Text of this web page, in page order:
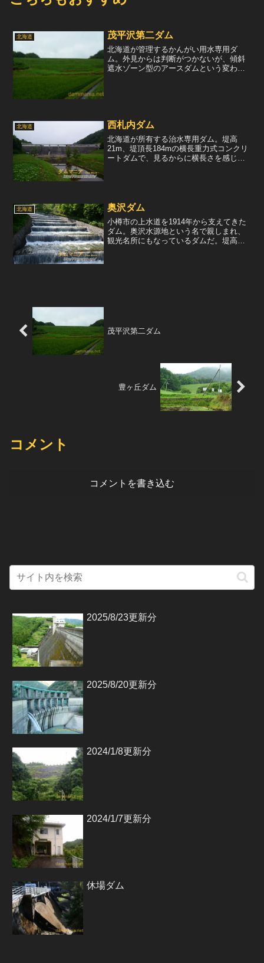
北海道 茂平沢第二ダム
北海道が管理するかんがい用水専用ダ
ム。外見からは判断がつかないが、傾斜
遮水ゾーン型のアースダムという変わっ
北海道 西札内ダム
北海道が所有する治水専用ダム。堤高
21m、堤頂長184mの横長重力式コンクリ
ートダムで、見るからに横長さを感じる
北海道 奥沢ダム
小樽市の上水道を1914年から支えてきた
ダム。奥沢水源地という名で親しまれ、
観光名所にもなっているダムだ。堤高
茂平沢第二ダム
豊ヶ丘ダム
コメント
コメントを書き込む
2025/8/23更新分
2025/8/20更新分
2024/1/8更新分
2024/1/7更新分
休場ダム